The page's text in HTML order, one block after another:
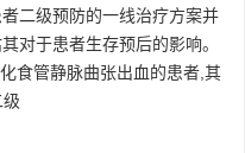
二级预防的一线治疗方案并
对于患者生存预后的影响。
食管静脉曲张出血的患者,其